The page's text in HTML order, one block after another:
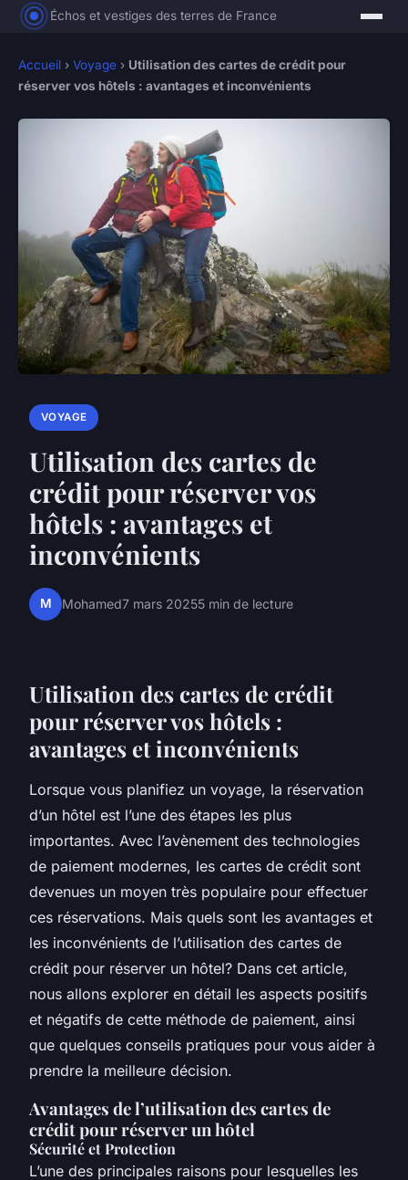
Échos et vestiges des terres de France
Accueil › Voyage › Utilisation des cartes de crédit pour
réserver vos hôtels : avantages et inconvénients
VOYAGE
Utilisation des cartes de
crédit pour réserver vos
hôtels : avantages et
inconvénients
M Mohamed7 mars 20255 min de lecture
Utilisation des cartes de crédit
pour réserver vos hôtels :
avantages et inconvénients
Lorsque vous planifiez un voyage, la réservation
d’un hôtel est l’une des étapes les plus
importantes. Avec l’avènement des technologies
de paiement modernes, les cartes de crédit sont
devenues un moyen très populaire pour effectuer
ces réservations. Mais quels sont les avantages et
les inconvénients de l’utilisation des cartes de
crédit pour réserver un hôtel? Dans cet article,
nous allons explorer en détail les aspects positifs
et négatifs de cette méthode de paiement, ainsi
que quelques conseils pratiques pour vous aider à
prendre la meilleure décision.
Avantages de l’utilisation des cartes de
crédit pour réserver un hôtel
Sécurité et Protection
L’une des principales raisons pour lesquelles les